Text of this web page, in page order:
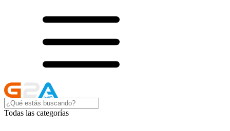
Todas las categorías